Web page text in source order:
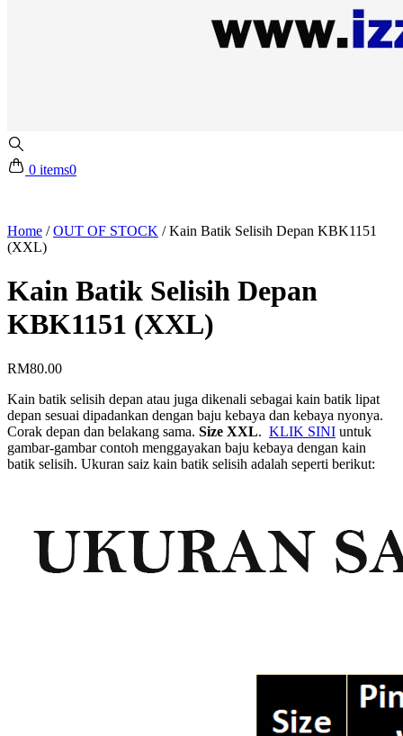
0 items0
Home /OUT OF STOCK /Kain Batik Selisih Depan KBK1151
(XXL)
Kain Batik Selisih Depan
KBK1151 (XXL)
RM80.00
Kain batik selisih depan atau juga dikenali sebagai kain batik lipat
depan sesuai dipadankan dengan baju kebaya dan kebaya nyonya.
Corak depan dan belakang sama. Size XXL. KLIK SINI untuk
gambar-gambar contoh menggayakan baju kebaya dengan kain
batik selisih. Ukuran saiz kain batik selisih adalah seperti berikut: